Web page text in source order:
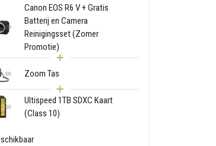
Canon EOS R6 V + Gratis
Batterij en Camera
Reinigingsset (Zomer
Promotie)
Zoom Tas
Ultispeed 1TB SDXC Kaart
(Class 10)